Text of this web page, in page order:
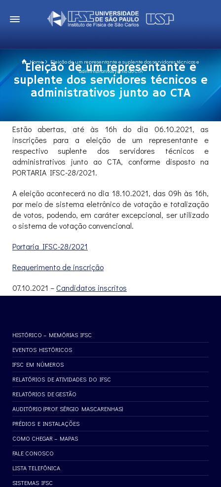
Home
Eleição de um representante e suplente dos servidores técnicos e
administrativos junto ao CTA
Eleição de um representante e
suplente dos servidores técnicos e
administrativos junto ao CTA
Estão abertas, até às 16h do dia 06.10.2021, as
inscrições para a eleição de um representante e
respectivo suplente dos servidores técnicos e
administrativos junto ao CTA, conforme disposto na
PORTARIA IFSC-28/2021.
A eleição acontecerá no dia 18.10.2021, das 09h às 16h,
por meio de sistema eletrônico de votação e totalização
de votos, podendo, em caráter excepcional, ser utilizado
o sistema de votação convencional.
Portaria IFSC-28/2021
Requerimento de inscrição
07.10.2021 –Candidatos inscritos
HISTÓRICO – MEMÓRIAS IFSC
EVENTOS HISTÓRICOS
IFSC EM NÚMEROS
RELATÓRIOS DE ATIVIDADES DO IFSC
RELATÓRIOS DE GESTÃO
AUDITÓRIO (PROF. SÉRGIO MASCARENHAS)
PRÉDIOS E INSTALAÇÕES
COMO CHEGAR – MAPAS
FALE CONOSCO
LISTA TELEFÔNICA
SISTEMAS IFSC